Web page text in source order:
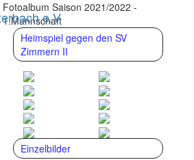
e.V
Fotoalbum Saison 2021/2022 -
1.Mannschaft
Heimspiel gegen den SV
Zimmern II
Einzelbilder